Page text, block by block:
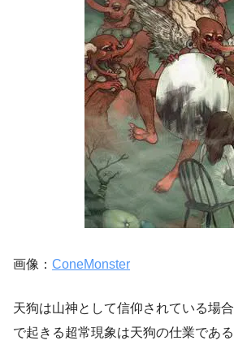
画像： ConeMonster
天狗は山神として信仰されている場
で起きる超常現象は天狗の仕業であ